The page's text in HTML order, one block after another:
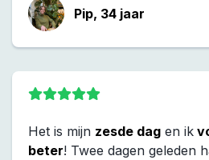
Pip, 34 jaar
Het is mijn zesde dag en ik
beter! Twee dagen geleden